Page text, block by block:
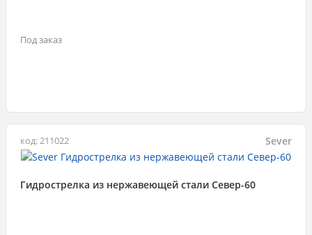
Под заказ
код: 211022 Sever
Гидрострелка из нержавеющей стали Север-60